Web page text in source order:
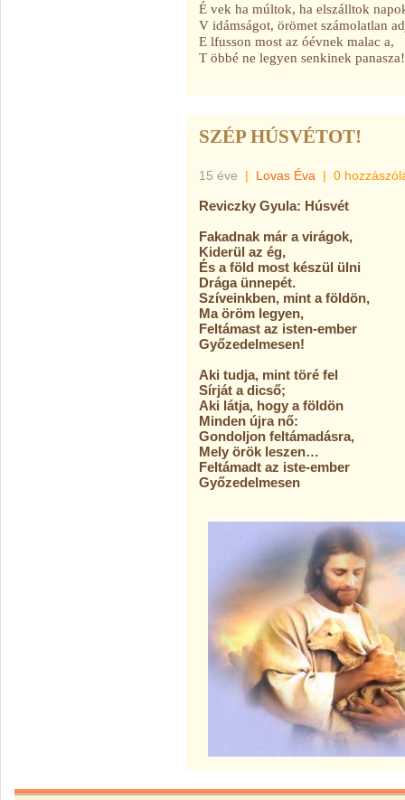
É vek ha múltok, ha elszálltok
V idámságot, örömet számolatlan
E lfusson most az óévnek malac a,
T öbbé ne legyen senkinek panasza!
SZÉP HÚSVÉTOT!
15 éve | Lovas Éva | 0
Reviczky Gyula: Húsvét
Fakadnak már a virágok,
Kiderül az ég,
És a föld most készül ülni
Drága ünnepét.
Szíveinkben, mint a földön,
Ma öröm legyen,
Feltámast az isten-ember
Győzedelmesen!
Aki tudja, mint töré fel
Sírját a dicső;
Aki látja, hogy a földön
Minden újra nő:
Gondoljon feltámadásra,
Mely örök leszen…
Feltámadt az iste-ember
Győzedelmesen